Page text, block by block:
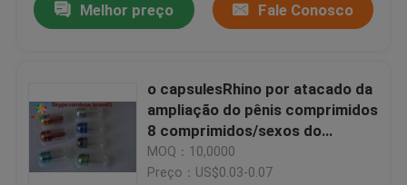
Melhor preço Fale Conosco
o capsulesRhino por atacado da
ampliação do pênis comprimidos
8 comprimidos/sexos do
rinoceronte 9/Rhino 11/Rhino 12
encerra os comprimidos que
MOQ：10,0000
Preço：US$0.03-0.07